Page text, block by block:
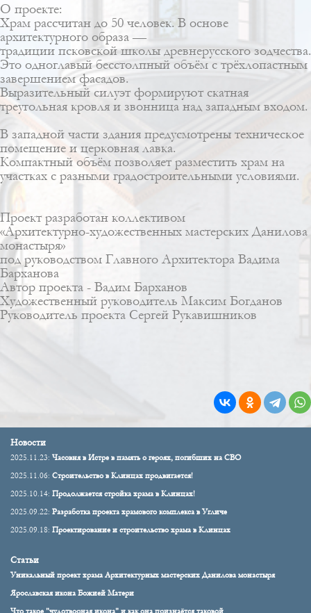
О проекте:
Храм рассчитан до 50 человек. В основе
архитектурного образа —
традиции псковской школы древнерусского зодчества.
Это одноглавый бесстолпный объём с трёхлопастным
завершением фасадов.
Выразительный силуэт формируют скатная
треугольная кровля и звонница над западным входом.
В западной части здания предусмотрены техническое
помещение и церковная лавка.
Компактный объём позволяет разместить храм на
участках с разными градостроительными условиями.
Проект разработан коллективом
«Архитектурно-художественных мастерских Данилова
монастыря»
под руководством Главного Архитектора Вадима
Барханова
Автор проекта - Вадим Барханов
Художественный руководитель Максим Богданов
Руководитель проекта Сергей Рукавишников
Новости
2025.11.23: Часовня в Истре в память о героях, погибших на СВО
2025.11.06: Строительство в Клинцах продвигается!
2025.10.14: Продолжается стройка храма в Клинцах!
2025.09.22: Разработка проекта храмового комплекса в Угличе
2025.09.18: Проектирование и строительство храма в Клинцах
Статьи
Уникальный проект храма Архитектурных мастерских Данилова монастыря
Ярославская икона Божией Матери
Что такое "чудотворная икона" и как она признаётся таковой